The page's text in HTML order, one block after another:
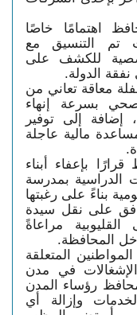
اهتمامًا خاصًا
تم التنسيق مع
للكشف على
الدولة.
معاقة تعاني من
بسرعة إنهاء
إضافة إلى توفير
مالية عاجلة
بإعفاء أبناء
الدراسية بمدرسة
بناءً على رغبتها
على نقل سيدة
مراعاةً
المحافظة.
المتعلقة
في مدن
رؤساء المدن
وإزالة أي